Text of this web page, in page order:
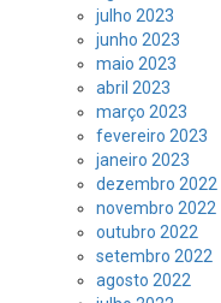
julho 2023
junho 2023
maio 2023
abril 2023
março 2023
fevereiro 2023
janeiro 2023
dezembro 2022
novembro 2022
outubro 2022
setembro 2022
agosto 2022